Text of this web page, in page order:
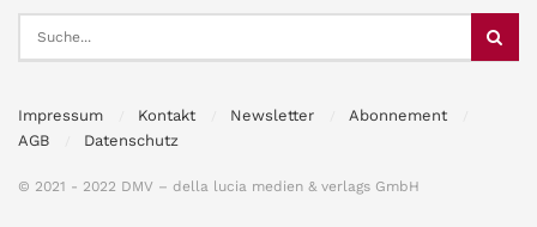
Impressum Kontakt Newsletter
Abonnement
AGB
Datenschutz
© 2021 - 2022 DMV – della lucia medien & verlags GmbH